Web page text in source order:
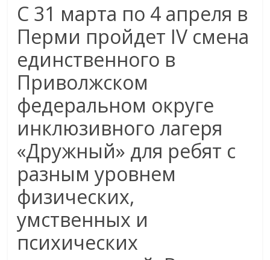
С 31 марта по 4 апреля в
Перми пройдет IV смена
единственного в
Приволжском
федеральном округе
инклюзивного лагеря
«Дружный» для ребят с
разным уровнем
физических,
умственных и
психических